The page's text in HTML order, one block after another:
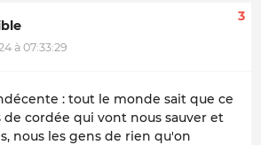
à 07:33:29
3
: tout le monde sait que ce
cordée qui vont nous sauver et
nous les gens de rien qu'on